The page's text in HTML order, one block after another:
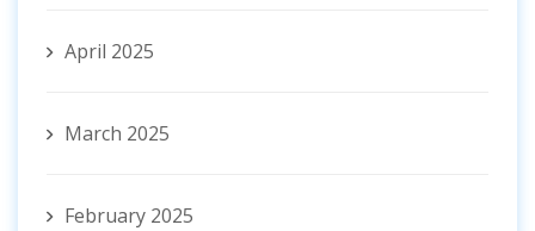
April 2025
March 2025
February 2025